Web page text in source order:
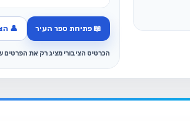
📖 פתיחת ספר העיר 👤
הכרטיס הציבורי מציג רק את